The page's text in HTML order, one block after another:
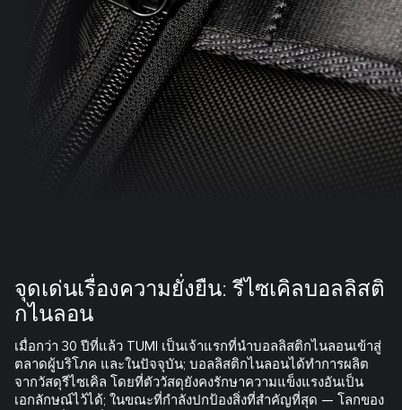
จุดเด่นเรื่องความยั่งยืน: รีไซเคิลบอลลิสติ
กไนลอน
เมื่อกว่า 30 ปีที่แล้ว TUMI เป็นเจ้าแรกที่นำบอลลิสติกไนลอนเข้าสู่
ตลาดผู้บริโภค และในปัจจุบัน; บอลลิสติกไนลอนได้ทำการผลิต
จากวัสดุรีไซเคิล โดยที่ตัววัสดุยังคงรักษาความแข็งแรงอันเป็น
เอกลักษณ์ไว้ได้; ในขณะที่กำลังปกป้องสิ่งที่สำคัญที่สุด — โลกของ